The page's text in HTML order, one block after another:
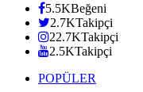
5.5KBeğeni
2.7KTakipçi
22.7KTakipçi
2.5KTakipçi
POPÜLER